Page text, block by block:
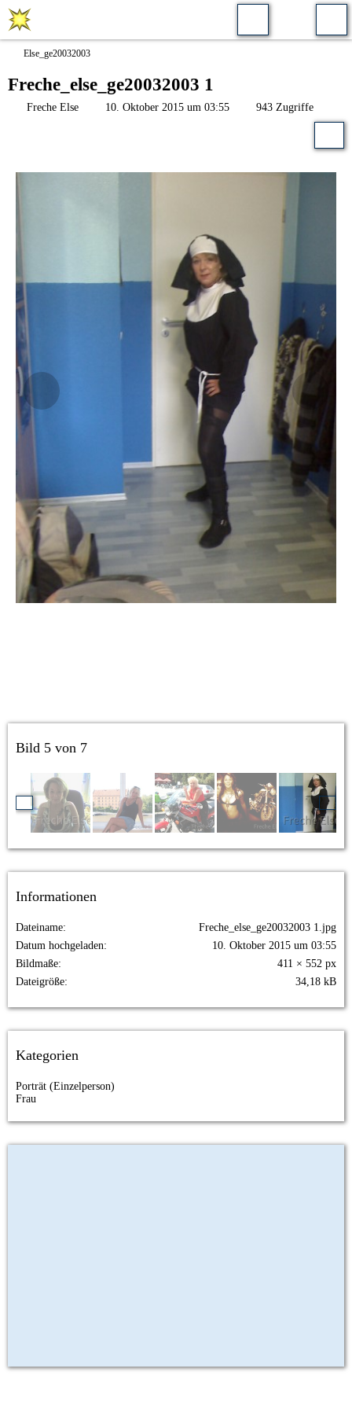
Else_ge20032003
Freche_else_ge20032003 1
Freche Else 10. Oktober 2015 um 03:55 943 Zugriffe
Bild 5 von 7
Informationen
Dateiname
Freche_else_ge20032003 1.jpg
Datum hochgeladen
10. Oktober 2015 um 03:55
Bildmaße
411 × 552 px
Dateigröße
34,18 kB
Kategorien
Porträt (Einzelperson)
Frau